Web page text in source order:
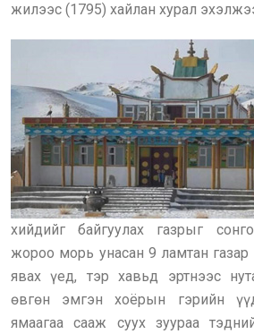
жилээс (1795) хайлан хурал
хийдийг байгуулах газрыг
жороо морь унасан 9 ламтан
явах үед, тэр хавьд эртнээс
өвгөн эмгэн хоёрын гэрийн
ямаагаа сааж суух зуураа